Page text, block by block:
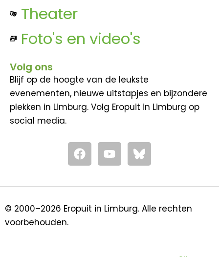
Theater
Foto's en video's
Volg ons
Blijf op de hoogte van de leukste
evenementen, nieuwe uitstapjes en bijzondere
plekken in Limburg. Volg Eropuit in Limburg op
social media.
F
a
c
o
Y
o
u
b
© 2000–2026 Eropuit in Limburg. Alle rechten
voorbehouden.